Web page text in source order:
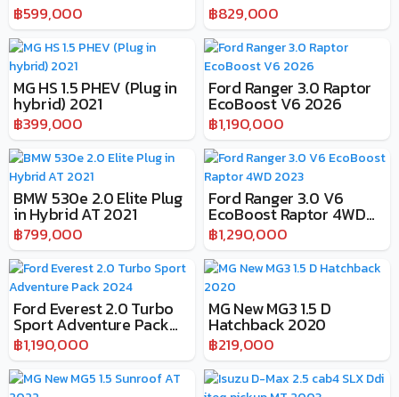
฿599,000 ฿829,000
MG HS 1.5 PHEV (Plug in
hybrid) 2021
฿399,000
Ford Ranger 3.0 Raptor
EcoBoost V6 2026
฿1,190,000
BMW 530e 2.0 Elite Plug
in Hybrid AT 2021
฿799,000
Ford Ranger 3.0 V6
EcoBoost Raptor 4WD
2023
฿1,290,000
Ford Everest 2.0 Turbo
Sport Adventure Pack
2024
฿1,190,000
MG New MG3 1.5 D
Hatchback 2020
฿219,000